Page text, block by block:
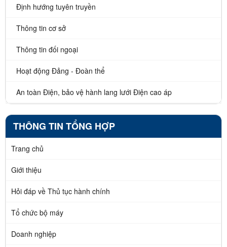
Định hướng tuyên truyền
Thông tin cơ sở
Thông tin đối ngoại
Hoạt động Đảng - Đoàn thể
An toàn Điện, bảo vệ hành lang lưới Điện cao áp
THÔNG TIN TỔNG HỢP
Trang chủ
Giới thiệu
Hỏi đáp về Thủ tục hành chính
Tổ chức bộ máy
Doanh nghiệp